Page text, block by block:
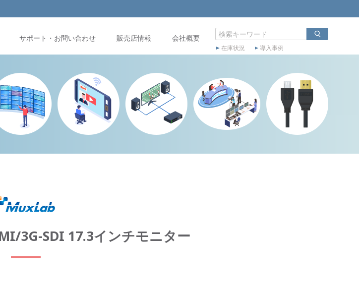
サポート・お問い合わせ 販売店情報 会社概要
在庫状況 導入事例
3G-SDI 17.3インチモニター